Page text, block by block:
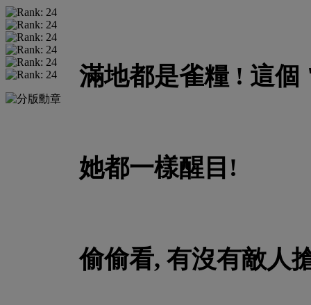
滿地都是雀糧 ! 這
她都一樣醒目!
偷偷看, 有沒有敵人